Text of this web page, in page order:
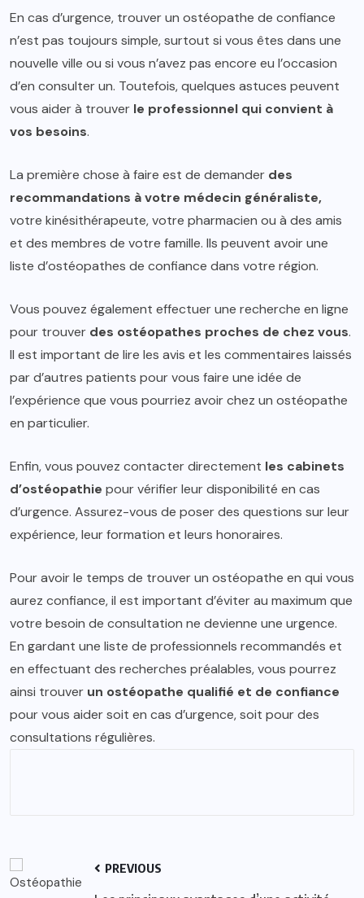
En cas d’urgence, trouver un ostéopathe de confiance
n’est pas toujours simple, surtout si vous êtes dans une
nouvelle ville ou si vous n’avez pas encore eu l’occasion
d’en consulter un. Toutefois, quelques astuces peuvent
vous aider à trouver le professionnel qui convient à
vos besoins.
La première chose à faire est de demander des
recommandations à votre médecin généraliste,
votre kinésithérapeute, votre pharmacien ou à des amis
et des membres de votre famille. Ils peuvent avoir une
liste d’ostéopathes de confiance dans votre région.
Vous pouvez également effectuer une recherche en ligne
pour trouver des ostéopathes proches de chez vous.
Il est important de lire les avis et les commentaires laissés
par d’autres patients pour vous faire une idée de
l’expérience que vous pourriez avoir chez un ostéopathe
en particulier.
Enfin, vous pouvez contacter directement les cabinets
d’ostéopathie pour vérifier leur disponibilité en cas
d’urgence. Assurez-vous de poser des questions sur leur
expérience, leur formation et leurs honoraires.
Pour avoir le temps de trouver un ostéopathe en qui vous
aurez confiance, il est important d’éviter au maximum que
votre besoin de consultation ne devienne une urgence.
En gardant une liste de professionnels recommandés et
en effectuant des recherches préalables, vous pourrez
ainsi trouver un ostéopathe qualifié et de confiance
pour vous aider soit en cas d’urgence, soit pour des
consultations régulières.
PREVIOUS